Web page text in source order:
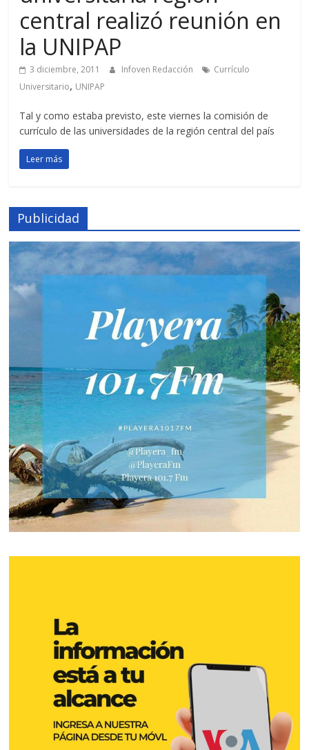
central realizó reunión en
la UNIPAP
3 diciembre, 2011 Infoven Redacción
Currículo
Universitario, UNIPAP
Tal y como estaba previsto, este viernes la comisión de
currículo de las universidades de la región central del país
Leer más
Publicidad